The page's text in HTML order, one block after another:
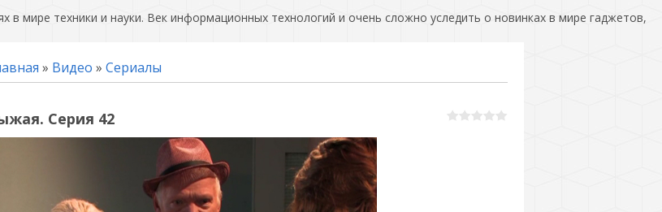
в мире техники и науки. Век информационных технологий и очень сложно уследить о новинках в мире гаджетов,
» Видео » Сериалы
Серия 42